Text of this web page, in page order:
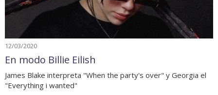
12/03/2020
En modo Billie Eilish
James Blake interpreta "When the party's over" y Georgia el
"Everything i wanted"